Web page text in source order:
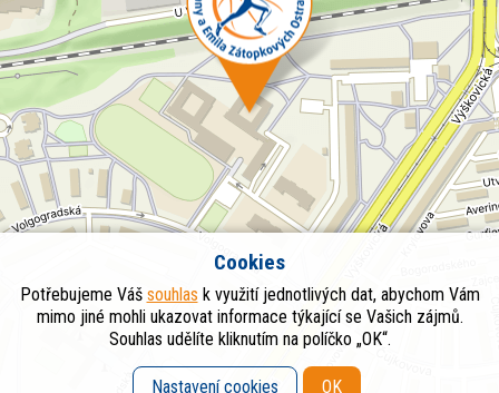
Cookies
Potřebujeme Váš souhlas k využití jednotlivých dat, abychom Vám
mimo jiné mohli ukazovat informace týkající se Vašich zájmů.
Souhlas udělíte kliknutím na políčko „OK“.
Nastavení cookies OK